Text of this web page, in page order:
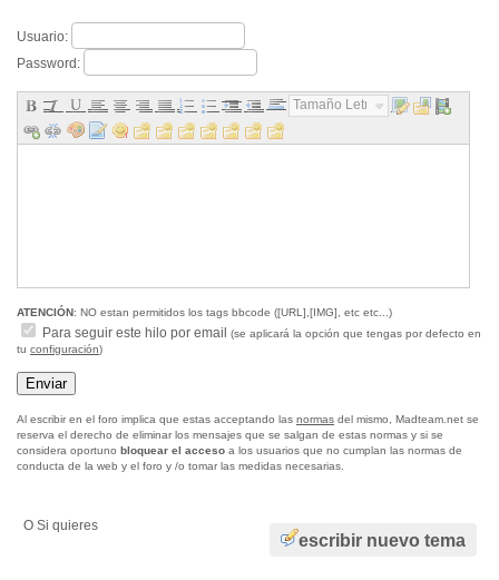
Usuario:
Password:
Tamaño Letra...
ATENCIÓN: NO estan permitidos los tags bbcode ([URL],[IMG], etc etc...)
Para seguir este hilo por email
(se aplicará la opción que tengas por defecto en
tu configuración)
Al escribir en el foro implica que estas acceptando las normas del mismo, Madteam.net se
reserva el derecho de eliminar los mensajes que se salgan de estas normas y si se
considera oportuno bloquear el acceso a los usuarios que no cumplan las normas de
conducta de la web y el foro y /o tomar las medidas necesarias.
escribir nuevo tema
O Si quieres